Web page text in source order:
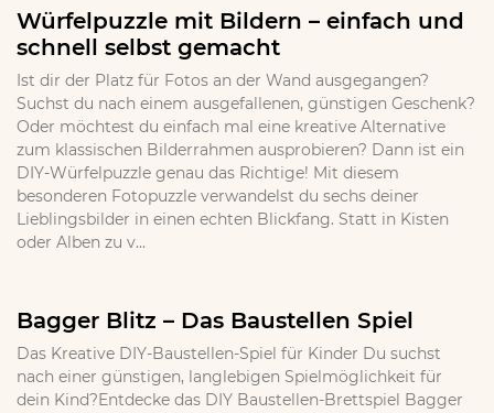
Würfelpuzzle mit Bildern – einfach und
schnell selbst gemacht
Ist dir der Platz für Fotos an der Wand ausgegangen?
Suchst du nach einem ausgefallenen, günstigen Geschenk?
Oder möchtest du einfach mal eine kreative Alternative
zum klassischen Bilderrahmen ausprobieren? Dann ist ein
DIY-Würfelpuzzle genau das Richtige! Mit diesem
besonderen Fotopuzzle verwandelst du sechs deiner
Lieblingsbilder in einen echten Blickfang. Statt in Kisten
oder Alben zu v...
Bagger Blitz – Das Baustellen Spiel
Das Kreative DIY-Baustellen-Spiel für Kinder Du suchst
nach einer günstigen, langlebigen Spielmöglichkeit für
dein Kind?Entdecke das DIY Baustellen-Brettspiel Bagger